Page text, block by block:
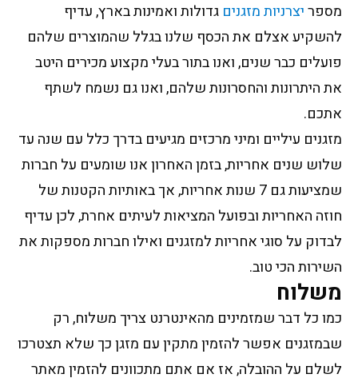
מספריצרניות מזגנים גדולות ואמינות בארץ, עדיף
להשקיע אצלם את הכסף שלנו בגלל שהמוצרים שלהם
פועלים כבר שנים, ואנו בתור בעלי מקצוע מכירים היטב
את היתרונות והחסרונות שלהם, ואנו גם נשמח לשתף
אתכם.
מזגנים עיליים ומיני מרכזים מגיעים בדרך כלל עם שנה עד
שלוש שנים אחריות, בזמן האחרון אנו שומעים על חברות
שמציעות גם 7 שנות אחריות, אך באותיות הקטנות של
חוזה האחריות ובפועל המציאות לעיתים אחרת, לכן עדיף
לבדוק על סוגי אחריות למזגנים ואילו חברות מספקות את
השירות הכי טוב.
משלוח
כמו כל דבר שמזמינים מהאינטרנט צריך משלוח, רק
שבמזגנים אפשר להזמין מתקין עם מזגן כך שלא תצטרכו
לשלם על ההובלה, אז אם אתם מתכוונים להזמין מאתר